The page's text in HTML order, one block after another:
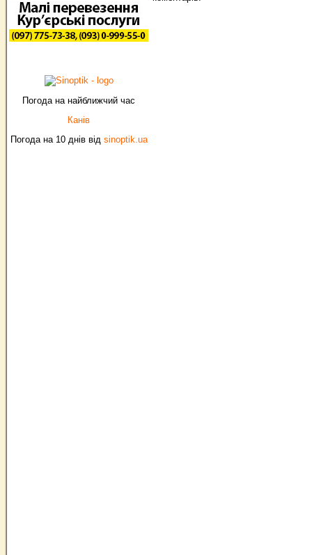
Погода на найближчий час
Канів
Погода на 10 днів від sinoptik.ua